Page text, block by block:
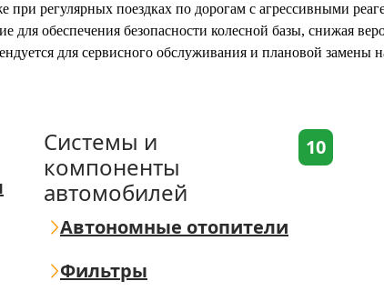
при регулярных поездках по дорогам с агрессивными
обеспечения безопасности колесной базы, снижая
для сервисного обслуживания и плановой замены
Системы и
компоненты
автомобилей
10
Автономные отопители
Фильтры